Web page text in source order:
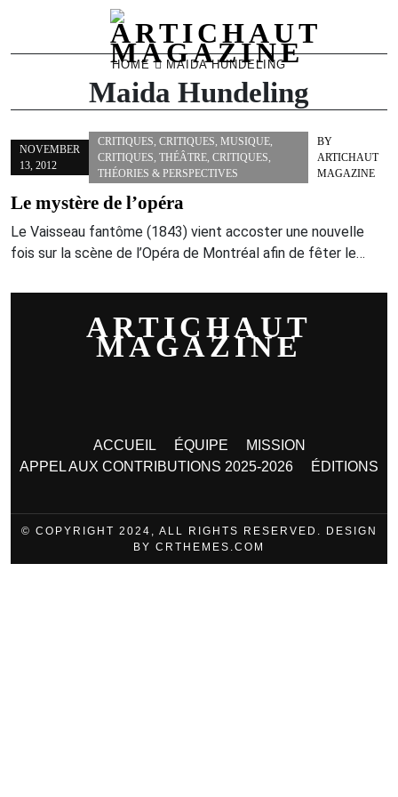
content
HOME MAIDA HUNDELING
Maida Hundeling
NOVEMBER
13, 2012
CRITIQUES, CRITIQUES, MUSIQUE,
CRITIQUES, THÉÂTRE, CRITIQUES,
THÉORIES & PERSPECTIVES
BY
ARTICHAUT
MAGAZINE
Le mystère de l’opéra
Le Vaisseau fantôme (1843) vient accoster une nouvelle
fois sur la scène de l’Opéra de Montréal afin de fêter le…
ARTICHAUT
MAGAZINE
ACCUEIL ÉQUIPE
MISSION
APPEL AUX CONTRIBUTIONS 2025-2026
ÉDITIONS
© COPYRIGHT 2024, ALL RIGHTS RESERVED. DESIGN
BY CRTHEMES.COM